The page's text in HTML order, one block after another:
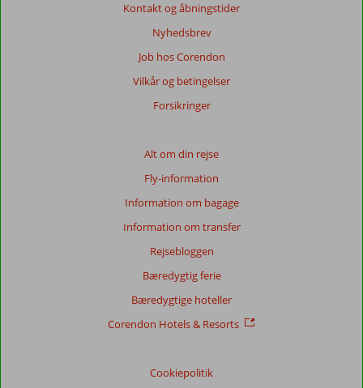
Kontakt og åbningstider
Nyhedsbrev
Job hos Corendon
Vilkår og betingelser
Forsikringer
Alt om din rejse
Fly-information
Information om bagage
Information om transfer
Rejsebloggen
Bæredygtig ferie
Bæredygtige hoteller
Corendon Hotels & Resorts
Cookiepolitik